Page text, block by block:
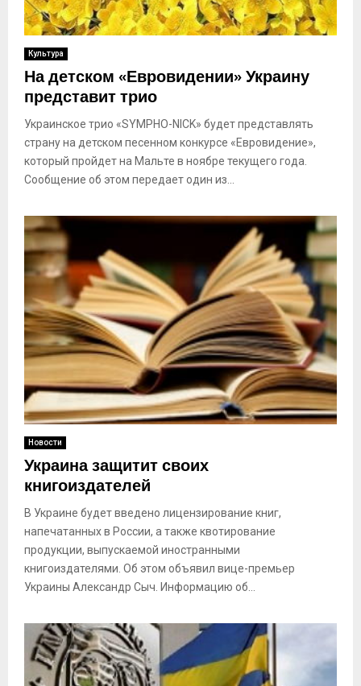
Культура
На детском «Евровидении» Украину
представит трио
Украинское трио «SYMPHO-NICK» будет представлять
страну на детском песенном конкурсе «Евровидение»,
который пройдет на Мальте в ноябре текущего года.
Сообщение об этом передает один из...
Новости
Украина защитит своих
книгоиздателей
В Украине будет введено лицензирование книг,
напечатанных в России, а также квотирование
продукции, выпускаемой иностранными
книгоиздателями. Об этом объявил вице-премьер
Украины Александр Сыч. Информацию об...